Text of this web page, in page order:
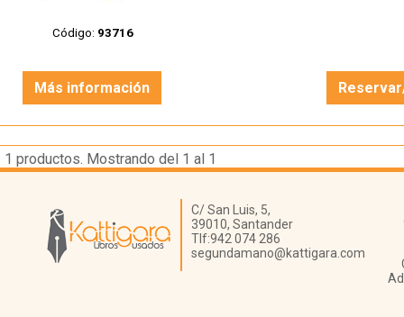
Código: 93716
Más información
1 productos. Mostrando del 1 al 1
Librería Kattigara
C/ San Luis, 5,
39010, Santander
Tlf:942 074 286
segundamano@kattigara.com